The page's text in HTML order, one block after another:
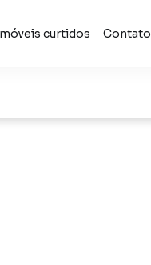
curtidos Contato